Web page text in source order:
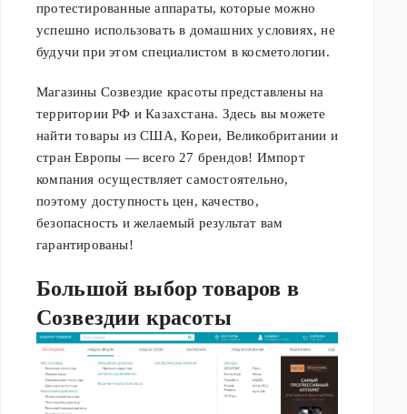
протестированные аппараты, которые можно
успешно использовать в домашних условиях, не
будучи при этом специалистом в косметологии.
Магазины Созвездие красоты представлены на
территории РФ и Казахстана. Здесь вы можете
найти товары из США, Кореи, Великобритании и
стран Европы — всего 27 брендов! Импорт
компания осуществляет самостоятельно,
поэтому доступность цен, качество,
безопасность и желаемый результат вам
гарантированы!
Большой выбор товаров в
Созвездии красоты